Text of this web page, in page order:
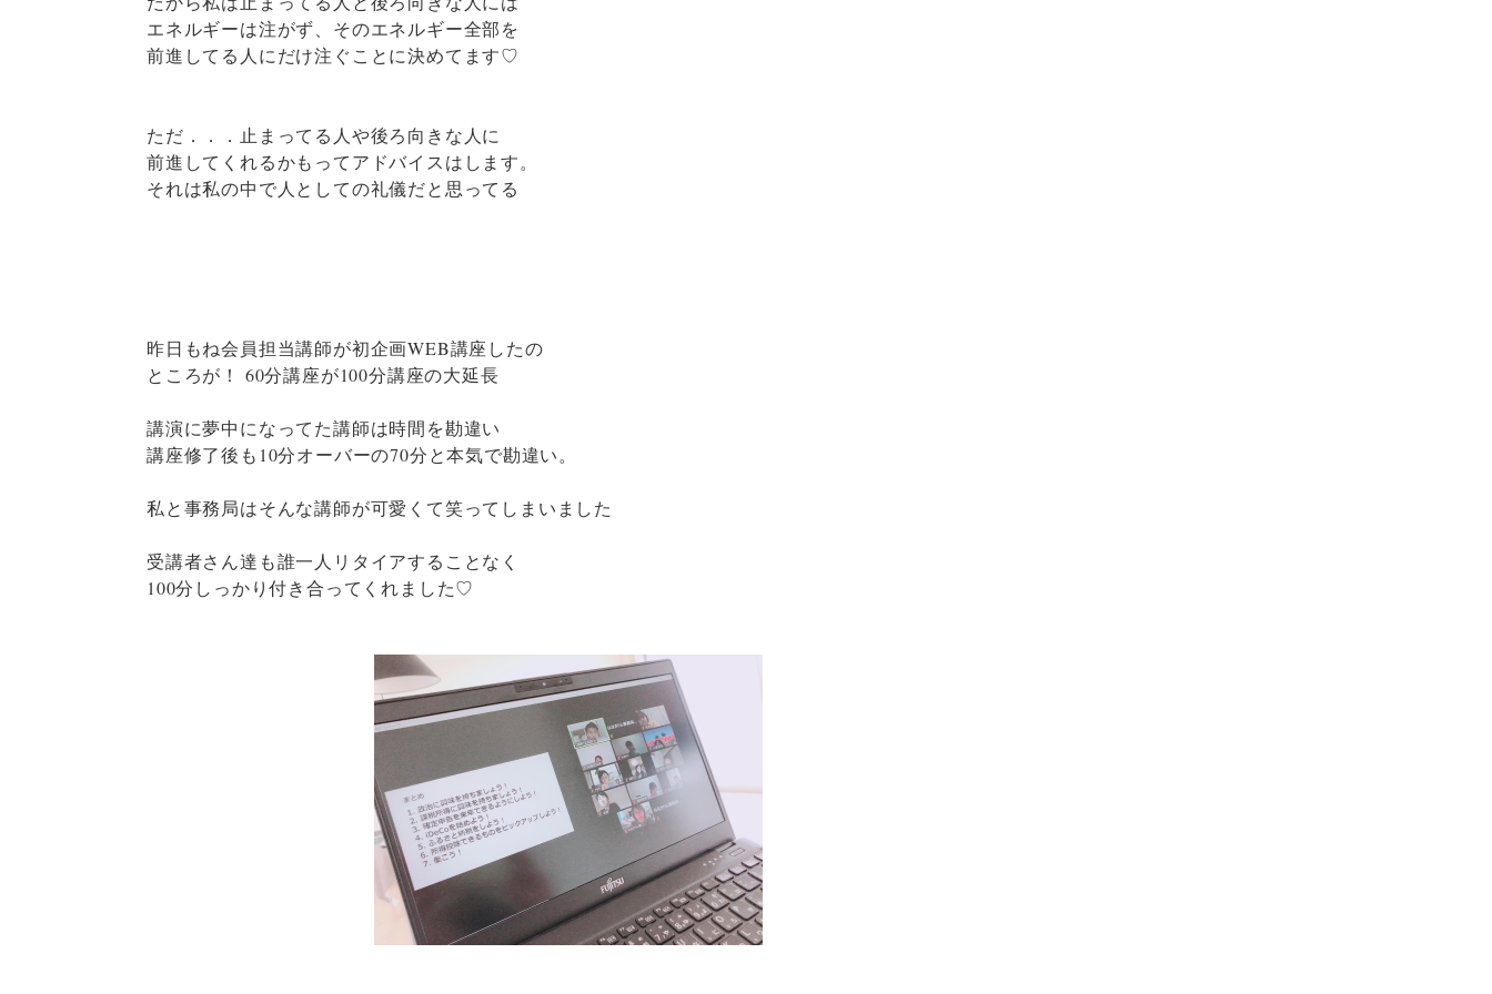
エネルギーは注がず、そのエネルギー全部を
前進してる人にだけ注ぐことに決めてます♡
ただ．．．止まってる人や後ろ向きな人に
前進してくれるかもってアドバイスはします。
それは私の中で人としての礼儀だと思ってる
昨日もね会員担当講師が初企画WEB講座したの
ところが！ 60分講座が100分講座の大延長
講演に夢中になってた講師は時間を勘違い
講座修了後も10分オーバーの70分と本気で勘違い。
私と事務局はそんな講師が可愛くて笑ってしまいました
受講者さん達も誰一人リタイアすることなく
100分しっかり付き合ってくれました♡